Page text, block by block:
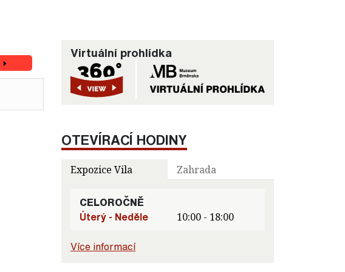
Virtuální prohlídka
OTEVÍRACÍ HODINY
Expozice Vila Zahrada
CELOROČNĚ
Úterý - Neděle
10:00 - 18:00
Více informací